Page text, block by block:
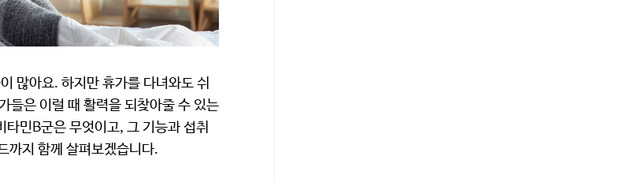
많아요. 하지만 휴가를 다녀와도 쉬
들은 이럴 때 활력을 되찾아줄 수 있는
민B군은 무엇이고, 그 기능과 섭취
까지 함께 살펴보겠습니다.